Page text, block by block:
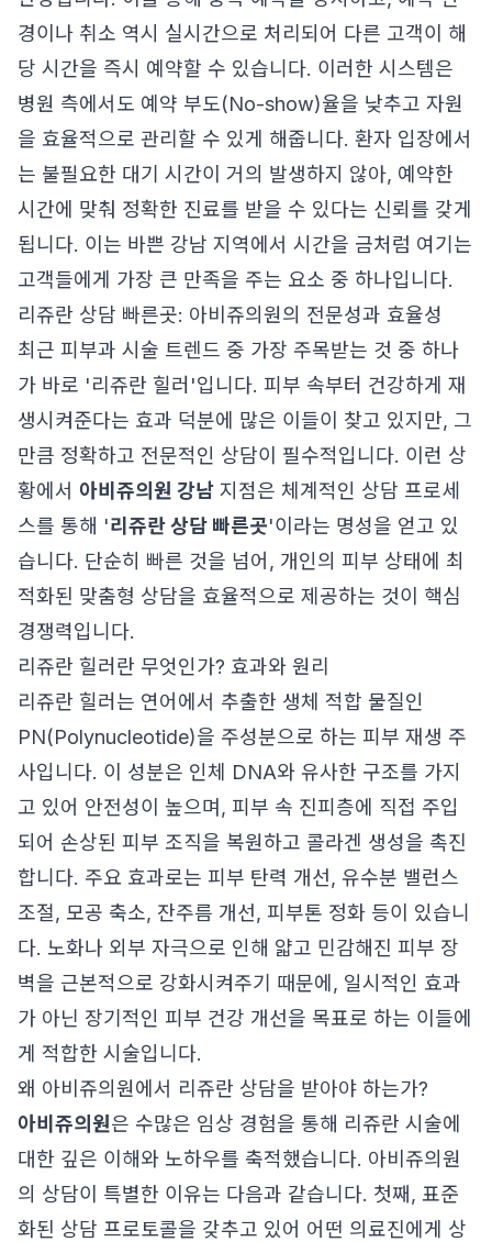
경이나 취소 역시 실시간으로 처리되어 다른 고객이 해
당 시간을 즉시 예약할 수 있습니다. 이러한 시스템은
병원 측에서도 예약 부도(No-show)율을 낮추고 자원
을 효율적으로 관리할 수 있게 해줍니다. 환자 입장에서
는 불필요한 대기 시간이 거의 발생하지 않아, 예약한
시간에 맞춰 정확한 진료를 받을 수 있다는 신뢰를 갖게
됩니다. 이는 바쁜 강남 지역에서 시간을 금처럼 여기는
고객들에게 가장 큰 만족을 주는 요소 중 하나입니다.
리쥬란 상담 빠른곳: 아비쥬의원의 전문성과 효율성
최근 피부과 시술 트렌드 중 가장 주목받는 것 중 하나
가 바로 '리쥬란 힐러'입니다. 피부 속부터 건강하게 재
생시켜준다는 효과 덕분에 많은 이들이 찾고 있지만, 그
만큼 정확하고 전문적인 상담이 필수적입니다. 이런 상
황에서 아비쥬의원 강남 지점은 체계적인 상담 프로세
스를 통해 '리쥬란 상담 빠른곳'이라는 명성을 얻고 있
습니다. 단순히 빠른 것을 넘어, 개인의 피부 상태에 최
적화된 맞춤형 상담을 효율적으로 제공하는 것이 핵심
경쟁력입니다.
리쥬란 힐러란 무엇인가? 효과와 원리
리쥬란 힐러는 연어에서 추출한 생체 적합 물질인
PN(Polynucleotide)을 주성분으로 하는 피부 재생 주
사입니다. 이 성분은 인체 DNA와 유사한 구조를 가지
고 있어 안전성이 높으며, 피부 속 진피층에 직접 주입
되어 손상된 피부 조직을 복원하고 콜라겐 생성을 촉진
합니다. 주요 효과로는 피부 탄력 개선, 유수분 밸런스
조절, 모공 축소, 잔주름 개선, 피부톤 정화 등이 있습니
다. 노화나 외부 자극으로 인해 얇고 민감해진 피부 장
벽을 근본적으로 강화시켜주기 때문에, 일시적인 효과
가 아닌 장기적인 피부 건강 개선을 목표로 하는 이들에
게 적합한 시술입니다.
왜 아비쥬의원에서 리쥬란 상담을 받아야 하는가?
아비쥬의원은 수많은 임상 경험을 통해 리쥬란 시술에
대한 깊은 이해와 노하우를 축적했습니다. 아비쥬의원
의 상담이 특별한 이유는 다음과 같습니다. 첫째, 표준
화된 상담 프로토콜을 갖추고 있어 어떤 의료진에게 상